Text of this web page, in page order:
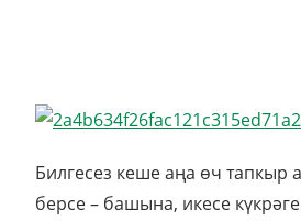
Билгесез кеше аңа өч тапкыр
берсе – башына, икесе